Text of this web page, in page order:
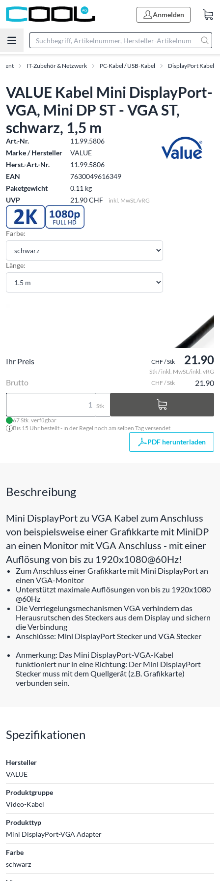
Anmelden
IT-Zubehör & Netzwerk PC-Kabel / USB-Kabel DisplayPort Kabel
VALUE Kabel Mini DisplayPort-
VGA, Mini DP ST - VGA ST,
schwarz, 1,5 m
Art.-Nr.
11.99.5806
Marke / Hersteller
VALUE
Herst.-Art.-Nr.
11.99.5806
EAN
7630049616349
Paketgewicht
0.11 kg
UVP
21.90 CHF inkl. MwSt./vRG
Farbe:
Länge:
Ihr Preis CHF / Stk 21.90
Stk / inkl. MwSt./inkl. vRG
Brutto CHF / Stk 21.90
Stk
67 Stk. verfügbar
Bis 15 Uhr bestellt - in der Regel noch am selben Tag versendet
PDF herunterladen
Beschreibung
Mini DisplayPort zu VGA Kabel zum Anschluss
von beispielsweise einer Grafikkarte mit MiniDP
an einen Monitor mit VGA Anschluss - mit einer
Auflösung von bis zu 1920x1080@60Hz!
Zum Anschluss einer Grafikkarte mit Mini DisplayPort an
einen VGA-Monitor
Unterstützt maximale Auflösungen von bis zu 1920x1080
@60Hz
Die Verriegelungsmechanismen VGA verhindern das
Herausrutschen des Steckers aus dem Display und sichern
die Verbindung
Anschlüsse: Mini DisplayPort Stecker und VGA Stecker
Anmerkung: Das Mini DisplayPort-VGA-Kabel
funktioniert nur in eine Richtung: Der Mini DisplayPort
Stecker muss mit dem Quellgerät (z.B. Grafikkarte)
verbunden sein.
Spezifikationen
Hersteller
VALUE
Produktgruppe
Video-Kabel
Produkttyp
Mini DisplayPort-VGA Adapter
Farbe
schwarz